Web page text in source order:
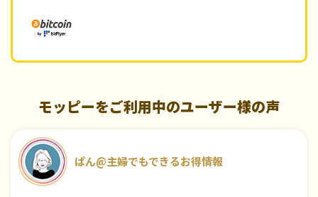
モッピーをご利用中のユーザー様の声
ぱん@主婦でもできるお得情報